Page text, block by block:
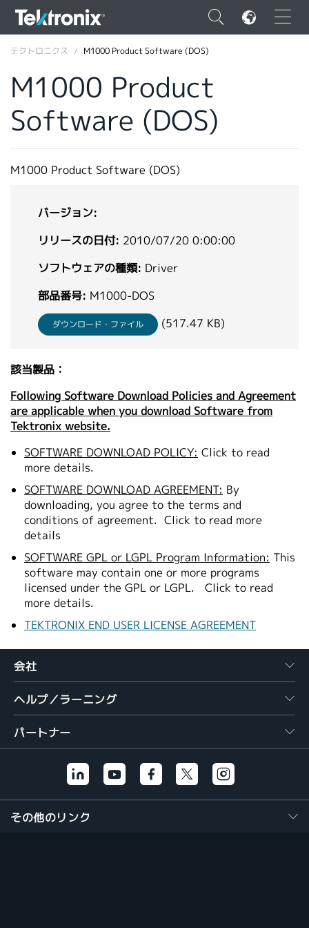
×
ENGLISH
VIỆT NAM
简体中文
日本語
韓国語
繁體中文
テクトロニクス M1000 Product Software (DOS)
M1000 Product
Software (DOS)
M1000 Product Software (DOS)
バージョン:
リリースの日付: 2010/07/20 0:00:00
ソフトウェアの種類: Driver
部品番号: M1000-DOS
ダウンロード・ファイル (517.47 KB)
該当製品：
Following Software Download Policies and Agreement
are applicable when you download Software from
Tektronix website.
SOFTWARE DOWNLOAD POLICY: Click to read
more details.
SOFTWARE DOWNLOAD AGREEMENT: By
downloading, you agree to the terms and
conditions of agreement. Click to read more
details
SOFTWARE GPL or LGPL Program Information: This
software may contain one or more programs
licensed under the GPL or LGPL.
Click to read
more details.
TEKTRONIX END USER LICENSE AGREEMENT
会社
ヘルプ／ラーニング
パートナー
その他のリンク